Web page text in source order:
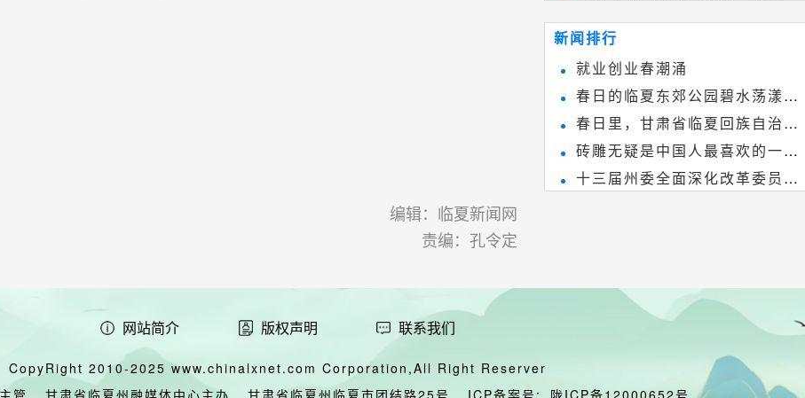
编辑：临夏新闻网
责编：孔令定
和建筑装饰艺术的有机结合，更成
为中国建筑史上彰品东方美不可磨
灭的一笔。一方青砖里不仅藏着广
~
新闻排行
就业创业春潮涌
春日的临夏东郊公园碧水荡漾、
春花烂漫
春日里，甘肃省临夏回族自治州
境内的刘家峡大桥，壮观美丽!
砖雕无疑是中国人最喜欢的一种
雕刻艺术，它不仅是民间实用美术
阔乾坤，还留存着中国千年古韵。
十三届州委全面深化改革委员会
网站简介 版权声明 联系我们
CopyRight 2010-2025 www.chinalxnet.com Corporation,All Right Reserver